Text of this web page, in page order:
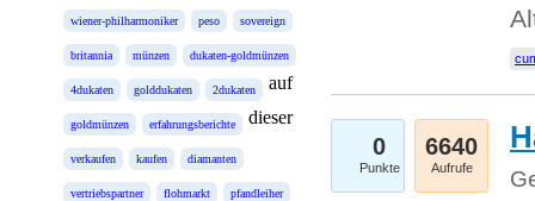
wiener-philharmoniker peso sovereign
britannia münzen dukaten-goldmünzen
4dukaten golddukaten 2dukaten
goldmünzen erfahrungsberichte
verkaufen kaufen diamanten
vertriebspartner flohmarkt pfandleiher
auf
dieser
0
Punkte
6640
Aufrufe